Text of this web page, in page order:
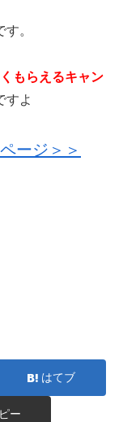
す。
もらえるキャン
すよ
ージ＞＞
はてブ
ー